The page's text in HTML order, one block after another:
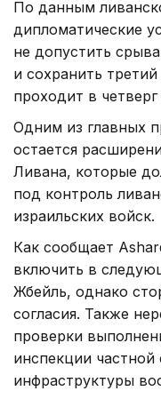
По данным
дипломатические
не допустить
и сохранить
проходит в
Одним из главных
остается
Ливана, которые
под контроль
израильских войск.
Как сообщает
включить в
Жбейль, однако
согласия. Также
проверки
инспекции
инфраструктуры